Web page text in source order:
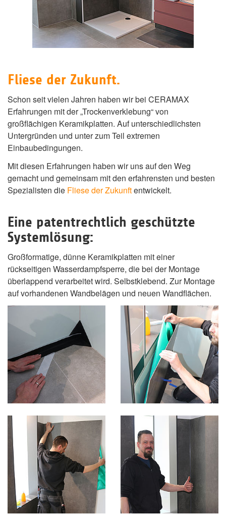
Fliese der Zukunft.
Schon seit vielen Jahren haben wir bei CERAMAX
Erfahrungen mit der „Trockenverklebung“ von
großflächigen Keramikplatten. Auf unterschiedlichsten
Untergründen und unter zum Teil extremen
Einbaubedingungen.
Mit diesen Erfahrungen haben wir uns auf den Weg
gemacht und gemeinsam mit den erfahrensten und besten
Spezialisten die Fliese der Zukunftentwickelt.
Eine patentrechtlich geschützte
Systemlösung:
Großformatige, dünne Keramikplatten mit einer
rückseitigen Wasserdampfsperre, die bei der Montage
überlappend verarbeitet wird. Selbstklebend. Zur Montage
auf vorhandenen Wandbelägen und neuen Wandflächen.